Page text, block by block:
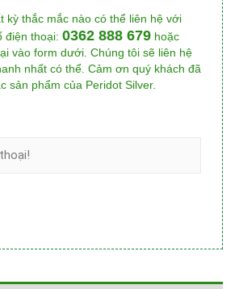
kỳ thắc mắc nào có thể liên hệ với
điện thoại: 0362 888 679 hoặc
vào form dưới. Chúng tôi sẽ liên hệ
nhất có thể. Cảm ơn quý khách đã
sản phẩm của Peridot Silver.